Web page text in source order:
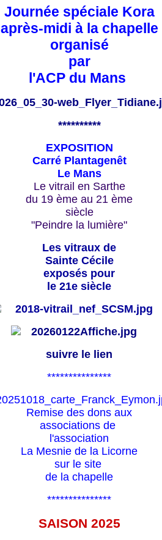
Journée spéciale Kora
après-midi à la chapelle
organisé
par
l'ACP du Mans
**********
EXPOSITION
Carré Plantagenêt
Le Mans
Le vitrail en Sarthe
du 19 ème au 21 ème
siècle
"Peindre la lumière"
Les vitraux de
Sainte Cécile
exposés pour
le 21e siècle
suivre le lien
***************
Remise des dons aux
associations de
l'association
La Mesnie de la Licorne
sur le site
de la chapelle
***************
SAISON 2025